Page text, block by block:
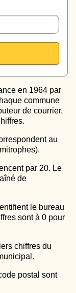
en 1964 par
commune
de courrier.
au
par 20. Le
de
le bureau
sont à 0 pour
chiffres du
postal sont